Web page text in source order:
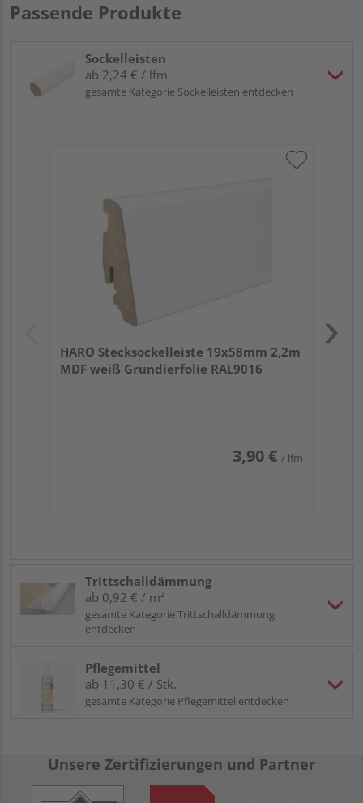
Passende Produkte
Sockelleisten
ab 2,24 € / lfm
gesamte Kategorie Sockelleisten entdecken
HARO Stecksockelleiste 19x58mm 2,2m
MDF weiß Grundierfolie RAL9016
3,90 € / lfm
Trittschalldämmung
ab 0,92 € / m²
gesamte Kategorie Trittschalldämmung
entdecken
Pflegemittel
ab 11,30 € / Stk.
gesamte Kategorie Pflegemittel entdecken
Unsere Zertifizierungen und Partner